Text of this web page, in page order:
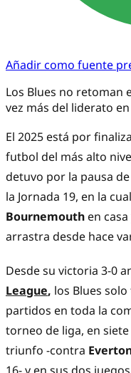
Añadir como fuente
Los Blues no retoman
vez más del liderato
El 2025 está por
futbol del más alto
detuvo por la pausa
la Jornada 19, en la cual
Bournemouth en
arrastra desde hace
Desde su victoria 3-0
League, los Blues
partidos en toda la
torneo de liga, en
triunfo -contra